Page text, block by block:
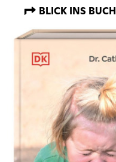
BLICK INS BUCH